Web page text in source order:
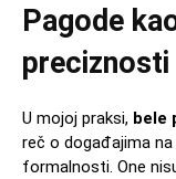
Pagode
U mojoj praksi, bele
reč o događajima
formalnosti. One